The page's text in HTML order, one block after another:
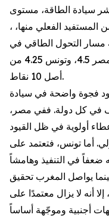
سيادة الطاقة، مستوى
المستفيد الفعلي منها، ،
مسار التحول الطاقي في
المنطقة. وقد سجّل المغرب 5.5، ومصر 4.5، وتونس 4.25 من
أصل 10 نقاط.
فجوة واضحة في سيادة
في كل دولة. ففي مصر،
أولوية في ظل القيود
أما تونس، فتعتمد على
ضعفاً في التنفيذ وهامشاً
يواصل المغرب تحقيق
أنه لا يزال معتمدًا على
أجنبية وموجّهة أساساً